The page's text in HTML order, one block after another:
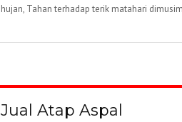
hujan, Tahan terhadap terik matahari
Jual Atap Aspal